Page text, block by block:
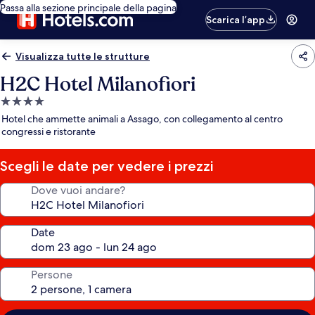
Passa alla sezione principale della pagina
Scarica l’app
Visualizza tutte le strutture
H2C Hotel Milanofiori
Struttura
a
4.0
stelle
Hotel che ammette animali a Assago, con collegamento al centro
congressi e ristorante
Scegli le date per vedere i prezzi
Dove vuoi andare?
Date
Persone